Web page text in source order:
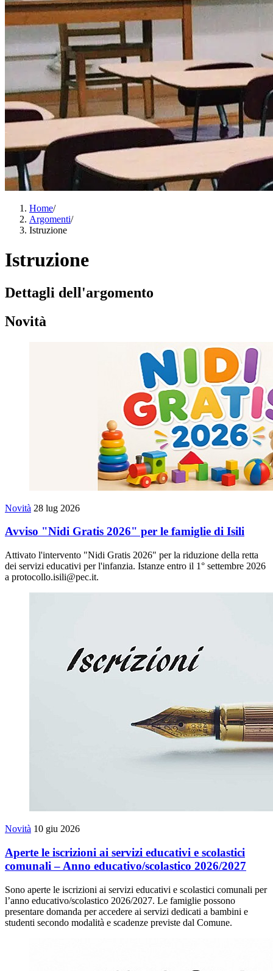
Home/
Argomenti/
Istruzione
Istruzione
Dettagli dell'argomento
Novità
Novità 28 lug 2026
Avviso "Nidi Gratis 2026" per le famiglie di Isili
Attivato l'intervento "Nidi Gratis 2026" per la riduzione della retta
dei servizi educativi per l'infanzia. Istanze entro il 1° settembre 2026
a protocollo.isili@pec.it.
Novità 10 giu 2026
Aperte le iscrizioni ai servizi educativi e scolastici
comunali – Anno educativo/scolastico 2026/2027
Sono aperte le iscrizioni ai servizi educativi e scolastici comunali per
l’anno educativo/scolastico 2026/2027. Le famiglie possono
presentare domanda per accedere ai servizi dedicati a bambini e
studenti secondo modalità e scadenze previste dal Comune.